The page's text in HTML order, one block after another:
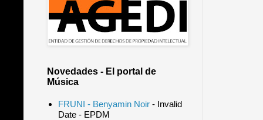
Novedades - El portal de
Música
FRUNI - Benyamin Noir- Invalid
Date- EPDM